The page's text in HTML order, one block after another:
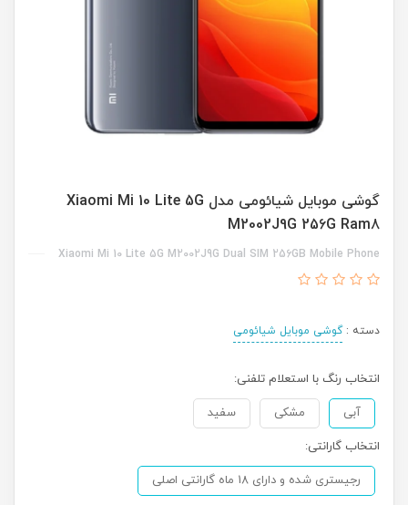
گوشی موبایل شیائومی مدل Xiaomi Mi 10 Lite 5G
M2002J9G 256G Ram8
Xiaomi Mi 10 Lite 5G M2002J9G Dual SIM 256GB Mobile Phone
دسته :گوشی موبایل شیائومی
انتخاب رنگ با استعلام تلفنی:
آبی مشکی سفید
انتخاب گارانتی:
رجیستری شده و دارای 18 ماه گارانتی اصلی